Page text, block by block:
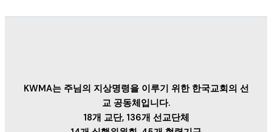
KWMA는 주님의 지상명령을 이루기 위한 한국교회의 선
교 공동체입니다.
18개 교단, 136개 선교단체